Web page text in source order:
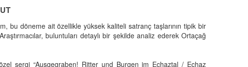
bu döneme ait özellikle yüksek kaliteli satranç taşlarının tipik bir
buluntuları detaylı bir şekilde analiz ederek Ortaçağ
sergi “Ausgegraben! Ritter und Burgen im Echaztal / Echaz